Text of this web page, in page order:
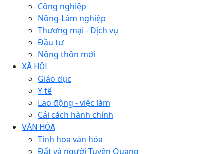
Công nghiệp
Nông-Lâm nghiệp
Thương mại - Dịch vụ
Đầu tư
Nông thôn mới
XÃ HỘI
Giáo dục
Y tế
Lao động - việc làm
Cải cách hành chính
VĂN HÓA
Tinh hoa văn hóa
Đất và người Tuyên Quang